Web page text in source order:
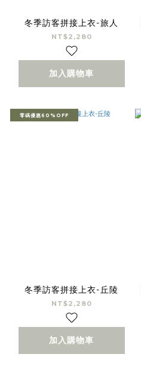
冬季訪客拼接上衣-旅人
NT$2,280
加入購物車
零碼優惠60%OFF
冬季訪客拼接上衣-丘陵
NT$2,280
加入購物車